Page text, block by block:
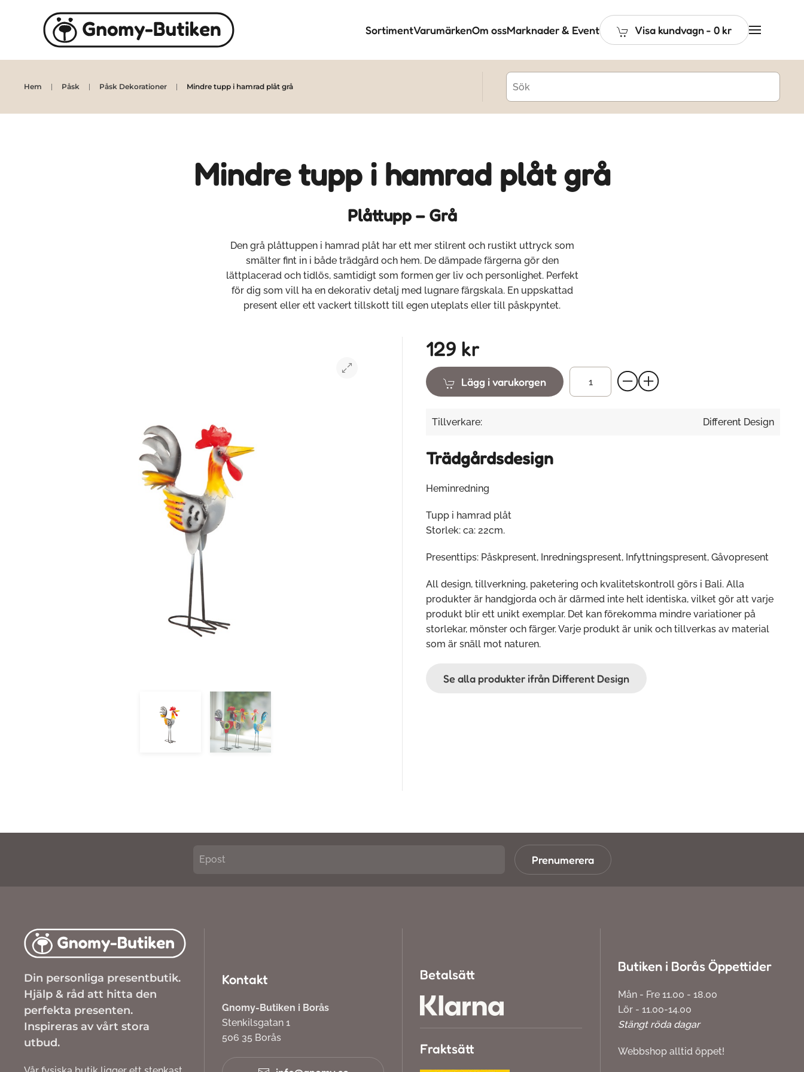
Skip to main content SortimentVarumärkenOm ossMarknader & Event Visa kundvagn- 0 kr
Hem Påsk Påsk Dekorationer Mindre tupp i hamrad plåt grå
Mindre tupp i hamrad plåt grå
Plåttupp – Grå
Den grå plåttuppen i hamrad plåt har ett mer stilrent och rustikt uttryck som
smälter fint in i både trädgård och hem. De dämpade färgerna gör den
lättplacerad och tidlös, samtidigt som formen ger liv och personlighet. Perfekt
för dig som vill ha en dekorativ detalj med lugnare färgskala. En uppskattad
present eller ett vackert tillskott till egen uteplats eller till påskpyntet.
129 kr
Lägg i varukorgen
Tillverkare: Different Design
Trädgårdsdesign
Heminredning
Tupp i hamrad plåt
Storlek: ca: 22cm.
Presenttips: Påskpresent, Inredningspresent, Infyttningspresent, Gåvopresent
All design, tillverkning, paketering och kvalitetskontroll görs i Bali. Alla
produkter är handgjorda och är därmed inte helt identiska, vilket gör att varje
produkt blir ett unikt exemplar. Det kan förekomma mindre variationer på
storlekar, mönster och färger. Varje produkt är unik och tillverkas av material
som är snäll mot naturen.
Se alla produkter ifrån Different Design
Prenumerera
Din personliga presentbutik.
Hjälp & råd att hitta den
perfekta presenten.
Inspireras av vårt stora
utbud.
Kontakt
Gnomy-Butiken i Borås
Stenkilsgatan 1
506 35 Borås
Betalsätt
Fraktsätt
Butiken i Borås Öppettider
Mån - Fre 11.00 - 18.00
Lör - 11.00-14.00
Stängt röda dagar
Webbshop alltid öppet!